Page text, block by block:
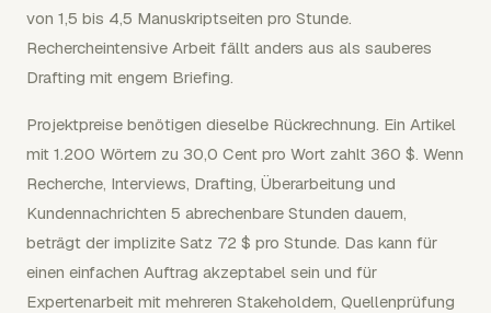
von 1,5 bis 4,5 Manuskriptseiten pro Stunde.
Rechercheintensive Arbeit fällt anders aus als sauberes
Drafting mit engem Briefing.
Projektpreise benötigen dieselbe Rückrechnung. Ein Artikel
mit 1.200 Wörtern zu 30,0 Cent pro Wort zahlt 360 $. Wenn
Recherche, Interviews, Drafting, Überarbeitung und
Kundennachrichten 5 abrechenbare Stunden dauern,
beträgt der implizite Satz 72 $ pro Stunde. Das kann für
einen einfachen Auftrag akzeptabel sein und für
Expertenarbeit mit mehreren Stakeholdern, Quellenprüfung